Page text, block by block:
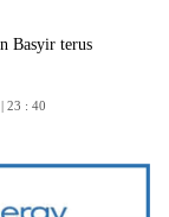
Basyir terus
23 : 40